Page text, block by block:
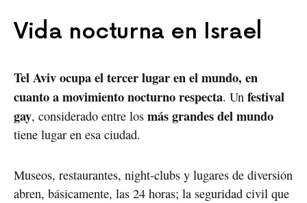
Vida nocturna en Israel
Tel Aviv ocupa el tercer lugar en el mundo, en
cuanto a movimiento nocturno respecta. Un festival
gay, considerado entre los más grandes del mundo
tiene lugar en esa ciudad.
Museos, restaurantes, night-clubs y lugares de diversión
abren, básicamente, las 24 horas; la seguridad civil que